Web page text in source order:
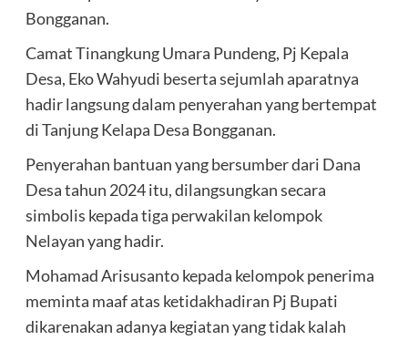
Bongganan.
Camat Tinangkung Umara Pundeng, Pj Kepala
Desa, Eko Wahyudi beserta sejumlah aparatnya
hadir langsung dalam penyerahan yang bertempat
di Tanjung Kelapa Desa Bongganan.
Penyerahan bantuan yang bersumber dari Dana
Desa tahun 2024 itu, dilangsungkan secara
simbolis kepada tiga perwakilan kelompok
Nelayan yang hadir.
Mohamad Arisusanto kepada kelompok penerima
meminta maaf atas ketidakhadiran Pj Bupati
dikarenakan adanya kegiatan yang tidak kalah